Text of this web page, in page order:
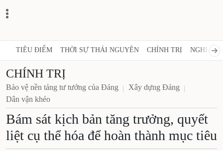
TIÊU ĐIỂM THỜI SỰ THÁI NGUYÊN CHÍNH TRỊ NGHỊ
CHÍNH TRỊ
Bảo vệ nền tảng tư tưởng của Đảng
Xây dựng Đảng
Bám sát kịch bản tăng trưởng,
quyết liệt cụ thể hóa để hoàn